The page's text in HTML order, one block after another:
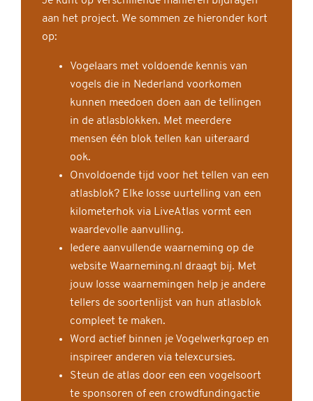
aan het project. We sommen ze hieronder kort
op:
Vogelaars met voldoende kennis van
vogels die in Nederland voorkomen
kunnen meedoen doen aan de tellingen
in de atlasblokken. Met meerdere
mensen één blok tellen kan uiteraard
ook.
Onvoldoende tijd voor het tellen van een
atlasblok? Elke losse uurtelling van een
kilometerhok via LiveAtlas vormt een
waardevolle aanvulling.
Iedere aanvullende waarneming op de
website Waarneming.nl draagt bij. Met
jouw losse waarnemingen help je andere
tellers de soortenlijst van hun atlasblok
compleet te maken.
Word actief binnen je Vogelwerkgroep en
inspireer anderen via telexcursies.
Steun de atlas door een een vogelsoort
te sponsoren of een crowdfundingactie